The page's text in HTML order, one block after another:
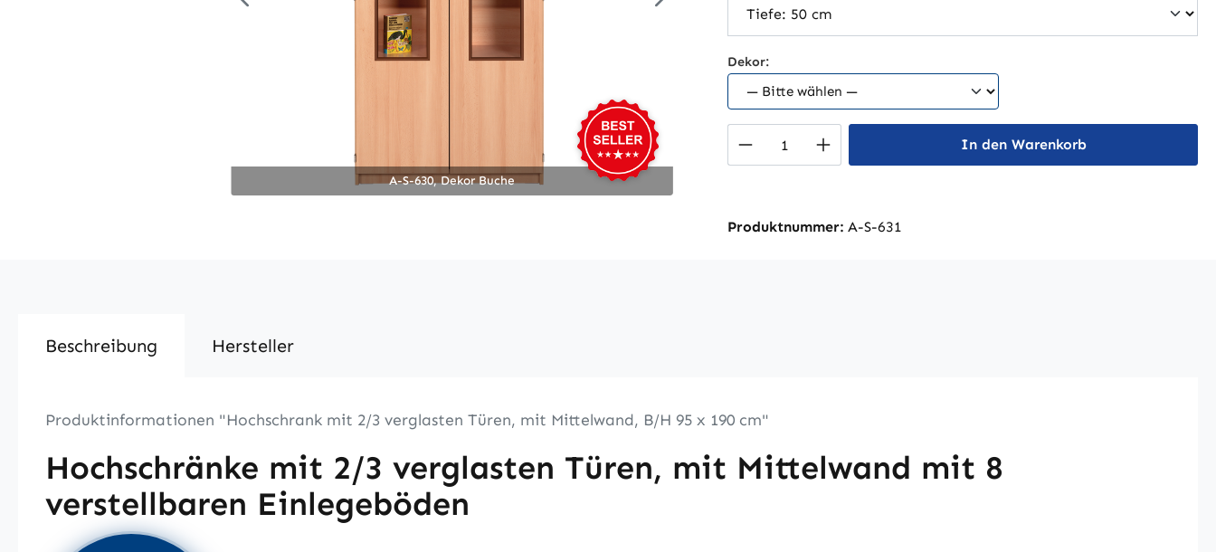
A-S-630, Dekor Buche
Dekor:
Produkt Anzahl: Gib den gewünschten Wert
In den Warenkorb
Produktnummer: A-S-631
Beschreibung Hersteller
Produktinformationen "Hochschrank mit 2/3 verglasten Türen, mit Mittelwand, B/H 95 x 190 cm"
Hochschränke mit 2/3 verglasten Türen, mit Mittelwand mit 8
verstellbaren Einlegeböden